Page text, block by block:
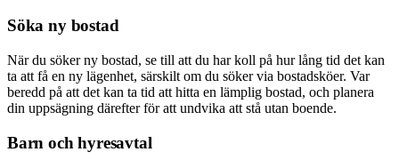
Söka ny bostad
När du söker ny bostad, se till att du har koll på hur lång tid det kan
ta att få en ny lägenhet, särskilt om du söker via bostadsköer. Var
beredd på att det kan ta tid att hitta en lämplig bostad, och planera
din uppsägning därefter för att undvika att stå utan boende.
Barn och hyresavtal